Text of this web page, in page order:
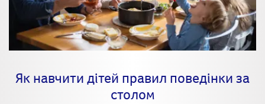
Як навчити дітей правил поведінки за
столом